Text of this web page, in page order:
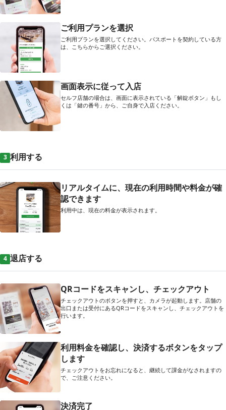
ご利用プランを選択
ご利用プランを選択してください。パスポートを契約している方
は、こちらからご選択ください。
画面表示に従って入店
セルフ店舗の場合は、画面に表示されている「解錠ボタン」もし
くは「鍵の番号」から、ご自身で入店ください。
3 利用する
リアルタイムに、現在の利用時間や料金が確
認できます
利用中は、現在の料金が表示されます。
4 退店する
QRコードをスキャンし、チェックアウト
チェックアウトのボタンを押すと、カメラが起動します。店舗の
出口または受付にあるQRコードをスキャンし、チェックアウトを
行います。
利用料金を確認し、決済するボタンをタップ
します
チェックアウトをお忘れになると、継続して課金がなされますの
で、ご注意ください。
決済完了